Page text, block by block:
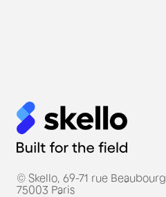
© Skello, 69-71 rue Beaubourg,
75003 Paris